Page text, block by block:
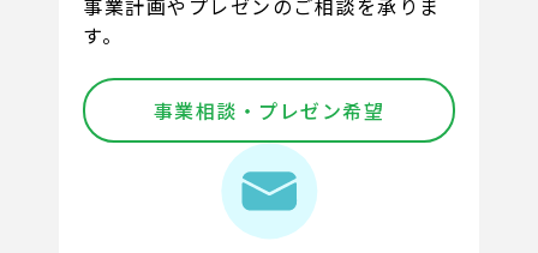
す。
事業相談・プレゼン希望